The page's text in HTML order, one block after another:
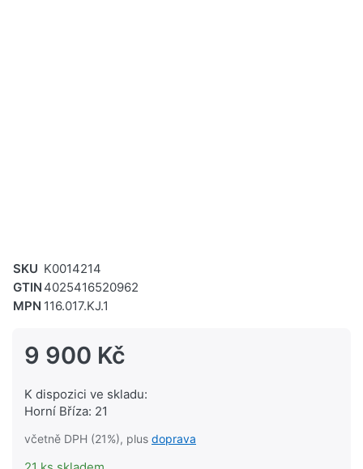
SKU K0014214
GTIN 4025416520962
MPN 116.017.KJ.1
9 900 Kč
K dispozici ve skladu:
Horní Bříza: 21
včetně DPH (21%), plus doprava